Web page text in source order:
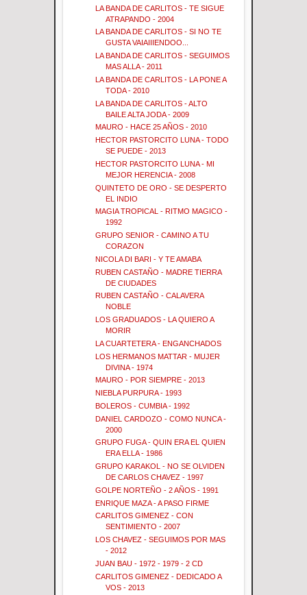
LA BANDA DE CARLITOS - TE SIGUE
ATRAPANDO - 2004
LA BANDA DE CARLITOS - SI NO TE
GUSTA VAIAIIIENDOO...
LA BANDA DE CARLITOS - SEGUIMOS
MAS ALLA - 2011
LA BANDA DE CARLITOS - LA PONE A
TODA - 2010
LA BANDA DE CARLITOS - ALTO
BAILE ALTA JODA - 2009
MAURO - HACE 25 AÑOS - 2010
HECTOR PASTORCITO LUNA - TODO
SE PUEDE - 2013
HECTOR PASTORCITO LUNA - MI
MEJOR HERENCIA - 2008
QUINTETO DE ORO - SE DESPERTO
EL INDIO
MAGIA TROPICAL - RITMO MAGICO -
1992
GRUPO SENIOR - CAMINO A TU
CORAZON
NICOLA DI BARI - Y TE AMABA
RUBEN CASTAÑO - MADRE TIERRA
DE CIUDADES
RUBEN CASTAÑO - CALAVERA
NOBLE
LOS GRADUADOS - LA QUIERO A
MORIR
LA CUARTETERA - ENGANCHADOS
LOS HERMANOS MATTAR - MUJER
DIVINA - 1974
MAURO - POR SIEMPRE - 2013
NIEBLA PURPURA - 1993
BOLEROS - CUMBIA - 1992
DANIEL CARDOZO - COMO NUNCA -
2000
GRUPO FUGA - QUIN ERA EL QUIEN
ERA ELLA - 1986
GRUPO KARAKOL - NO SE OLVIDEN
DE CARLOS CHAVEZ - 1997
GOLPE NORTEÑO - 2 AÑOS - 1991
ENRIQUE MAZA - A PASO FIRME
CARLITOS GIMENEZ - CON
SENTIMIENTO - 2007
LOS CHAVEZ - SEGUIMOS POR MAS
- 2012
JUAN BAU - 1972 - 1979 - 2 CD
CARLITOS GIMENEZ - DEDICADO A
VOS - 2013